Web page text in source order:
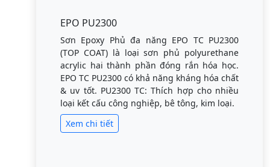
EPO PU2300
Sơn Epoxy Phủ đa năng EPO TC PU2300
(TOP COAT) là loại sơn phủ polyurethane
acrylic hai thành phần đóng rắn hóa học.
EPO TC PU2300 có khả năng kháng hóa chất
& uv tốt. PU2300 TC: Thích hợp cho nhiều
loại kết cấu công nghiệp, bê tông, kim loại.
Xem chi tiết